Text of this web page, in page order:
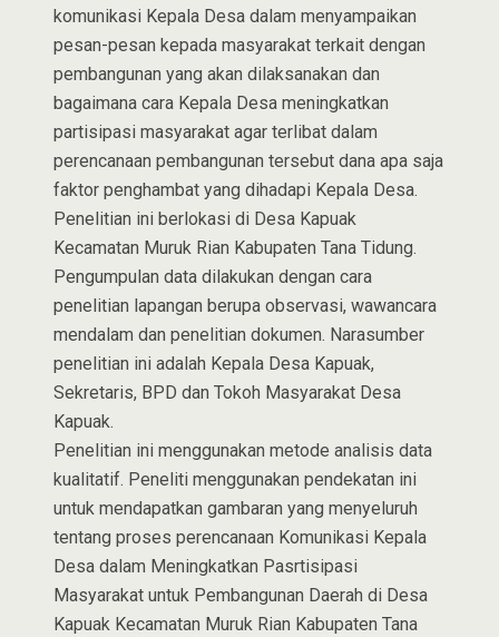
komunikasi Kepala Desa dalam menyampaikan
pesan-pesan kepada masyarakat terkait dengan
pembangunan yang akan dilaksanakan dan
bagaimana cara Kepala Desa meningkatkan
partisipasi masyarakat agar terlibat dalam
perencanaan pembangunan tersebut dana apa saja
faktor penghambat yang dihadapi Kepala Desa.
Penelitian ini berlokasi di Desa Kapuak
Kecamatan Muruk Rian Kabupaten Tana Tidung.
Pengumpulan data dilakukan dengan cara
penelitian lapangan berupa observasi, wawancara
mendalam dan penelitian dokumen. Narasumber
penelitian ini adalah Kepala Desa Kapuak,
Sekretaris, BPD dan Tokoh Masyarakat Desa
Kapuak.
Penelitian ini menggunakan metode analisis data
kualitatif. Peneliti menggunakan pendekatan ini
untuk mendapatkan gambaran yang menyeluruh
tentang proses perencanaan Komunikasi Kepala
Desa dalam Meningkatkan Pasrtisipasi
Masyarakat untuk Pembangunan Daerah di Desa
Kapuak Kecamatan Muruk Rian Kabupaten Tana